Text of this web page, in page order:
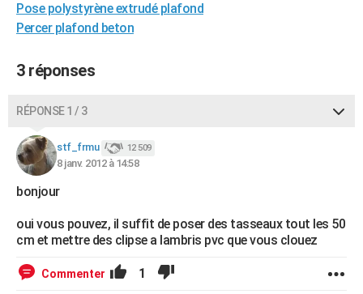
GUIDES D'ACHAT
CARTE DE VOEUX
Carte de Noël
Carte Bonne année
Carte Saint-Valentin
Carte Pâques
Carte d'anniversaire
DICTIONNAIRE
Dictionnaire
Biographies
Citations
Expressions
Proverbes
PROGRAMME TV
FORUM
Bricolage
Lifestyle
Culture
Sport
Auto
Television
Voyage
Cinema
Pose polystyrène extrudé plafond
Percer plafond beton
3 réponses
RÉPONSE 1 / 3
stf_frmu 12 509
8 janv. 2012 à 14:58
bonjour
oui vous pouvez, il suffit de poser des tasseaux tout les 50
cm et mettre des clipse a lambris pvc que vous clouez
Commenter 1